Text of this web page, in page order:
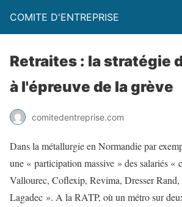
COMITE D'ENTREPRISE
Retraites : la stratégie
à l'épreuve de la grève
comitedentreprise.com
Dans la métallurgie en Normandie par
une « participation massive » des salariés «
Vallourec, Coflexip, Revima, Dresser
Lagadec ». A la RATP, où un métro sur